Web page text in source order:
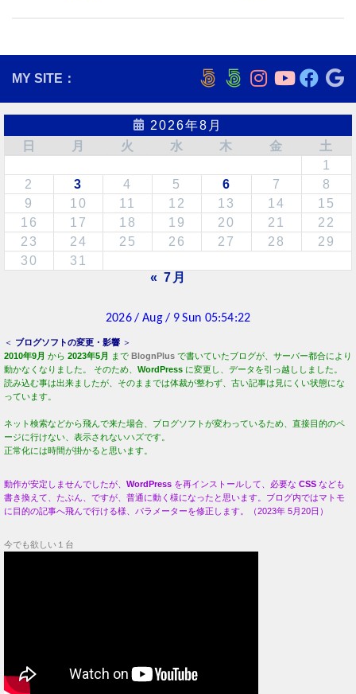
MY SITE：
2026年8月
日
月 火 水 木 金
土
1
2
3 4 5 6 7
8
9
10 11 12 13 14
15
16
17 18 19 20 21
22
23
24 25 26 27 28
29
30
31
« 7月
＜ ブログソフトの変更・影響 ＞
2010年9月 から 2023年5月 まで BlognPlus で書いていたブログが、サーバー都合により
動かなくなりました。 そのため、 WordPress に変更し、データを引っ越ししました。
読み込む事は出来ましたが、そのままでは体裁が整わず、古い記事は見にくい状態にな
っています。
ネット検索などから飛んで来た場合、ブログソフトが変わっているため、直接目的のペ
ージに行けない、表示されないハズです。
正常化には時間が掛かると思います。
動作が安定しませんでしたが、 WordPress を再インストールして、必要な CSS なども
書き換えて、たぶん、ですが、普通に動く様になったと思います。ブログ内ではマトモ
に目的の記事へ飛んで行ける様、パラメーターを修正します。（2023年 5月20日）
今でも欲しい１台